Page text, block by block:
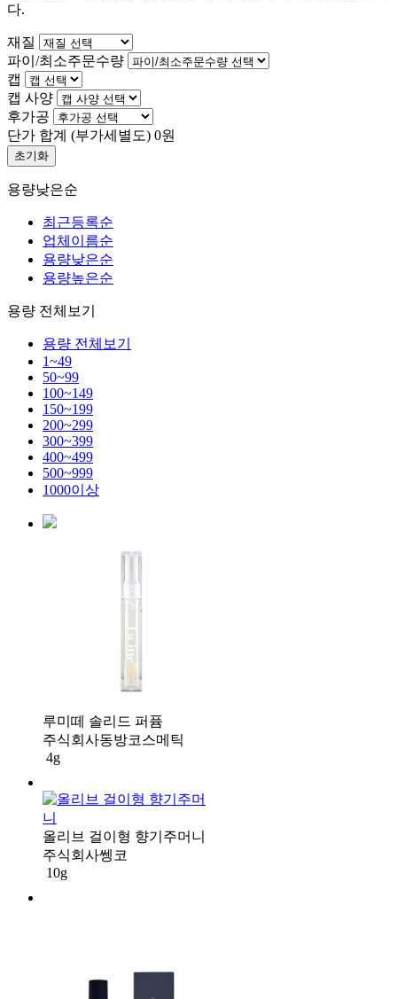
다.
재질
파이/최소주문수량
캡
캡 사양
후가공
단가 합계 (부가세별도) 0원
초기화
용량낮은순
최근등록순
업체이름순
용량낮은순
용량높은순
용량 전체보기
용량 전체보기
1~49
50~99
100~149
150~199
200~299
300~399
400~499
500~999
1000이상
루미떼 솔리드 퍼퓸
주식회사동방코스메틱
4g
올리브 걸이형 향기주머니
주식회사쎙코
10g